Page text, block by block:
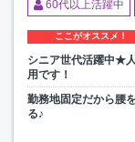
60代以上活躍中
ここがオススメ！
シニア世代活躍中★
用です！
勤務地固定だから腰
る♪